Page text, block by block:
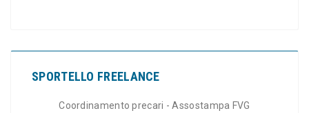
SPORTELLO FREELANCE
Coordinamento precari - Assostampa FVG